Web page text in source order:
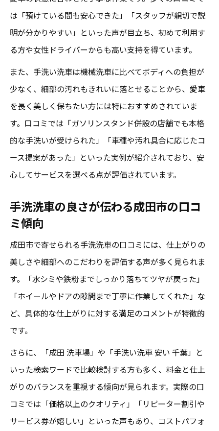
は「預けている間も安心できた」「スタッフが親切で説
明が分かりやすい」といった声が目立ち、初めて利用す
る方や女性ドライバーからも高い支持を得ています。
また、手洗い洗車は機械洗車に比べてボディへの負担が
少なく、細部の汚れもきれいに落とせることから、愛車
を長く美しく保ちたい方には特におすすめされていま
す。口コミでは「ガソリンスタンド併設の店舗でも本格
的な手洗いが受けられた」「車種や汚れ具合に応じたコ
ース提案があった」といった実例が紹介されており、安
心してサービスを選べる点が評価されています。
手洗洗車の良さが伝わる成田市の口コ
ミ傾向
成田市で寄せられる手洗洗車の口コミには、仕上がりの
美しさや細部へのこだわりを評価する声が多く見られま
す。「水シミや鉄粉までしっかり落ちてツヤが戻った」
「ホイールやドアの隙間まで丁寧に作業してくれた」な
ど、具体的な仕上がりに対する満足のコメントが特徴的
です。
さらに、「成田 洗車場」や「手洗い洗車 安い 千葉」と
いった検索ワードで比較検討する方も多く、料金と仕上
がりのバランスを重視する傾向が見られます。実際の口
コミでは「価格以上のクオリティ」「リピーター割引や
サービス券が嬉しい」といった声もあり、コストパフォ